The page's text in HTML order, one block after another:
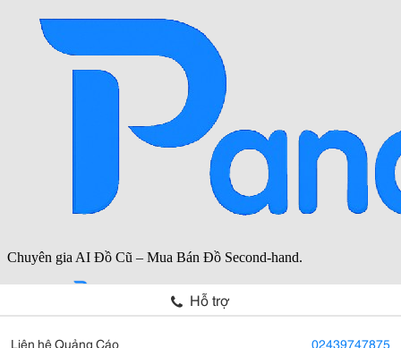
Hỗ trợ
Liên hệ Quảng Cáo 02439747875